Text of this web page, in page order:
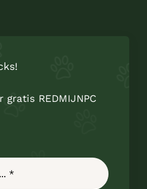
REDMIJNPC